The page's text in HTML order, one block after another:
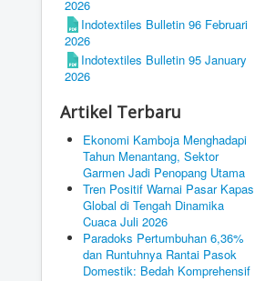
2026
Indotextiles Bulletin 96 Februari
2026
Indotextiles Bulletin 95 January
2026
Artikel Terbaru
Ekonomi Kamboja Menghadapi
Tahun Menantang, Sektor
Garmen Jadi Penopang Utama
Tren Positif Warnai Pasar Kapas
Global di Tengah Dinamika
Cuaca Juli 2026
Paradoks Pertumbuhan 6,36%
dan Runtuhnya Rantai Pasok
Domestik: Bedah Komprehensif